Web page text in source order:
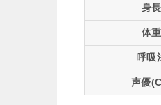
身長
体重
呼吸
声優